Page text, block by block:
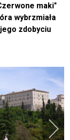
maki"
wybrzmiała
zdobyciu